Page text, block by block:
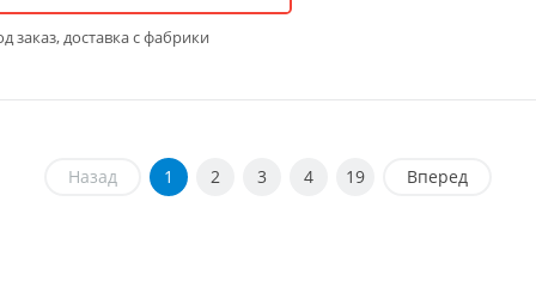
заказ, доставка с фабрики
Назад 1 2 3 4 19 Вперед